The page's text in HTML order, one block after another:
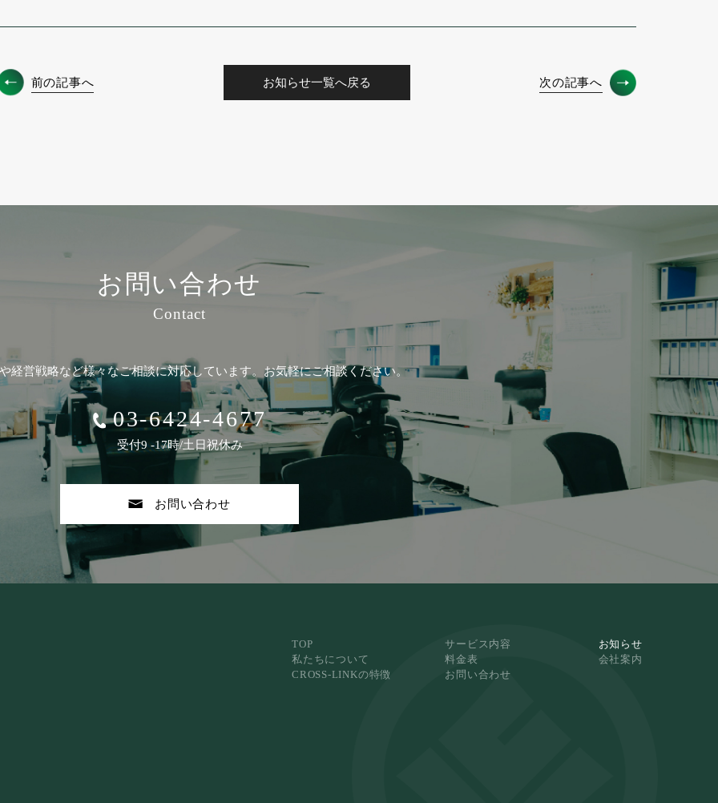
前の記事へ お知らせ一覧へ戻る 次の記事へ
お問い合わせ
Contact
経営戦略など様々なご相談に対応しています。 お気軽にご相談ください。
03-6424-4677
受付9 -17時/土日祝休み
お問い合わせ
TOP サービス内容
お知らせ
私たちについて
料金表
会社案内
CROSS-LINKの特徴
お問い合わせ